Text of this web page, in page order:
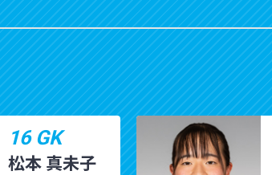
16 GK
松本 真未子